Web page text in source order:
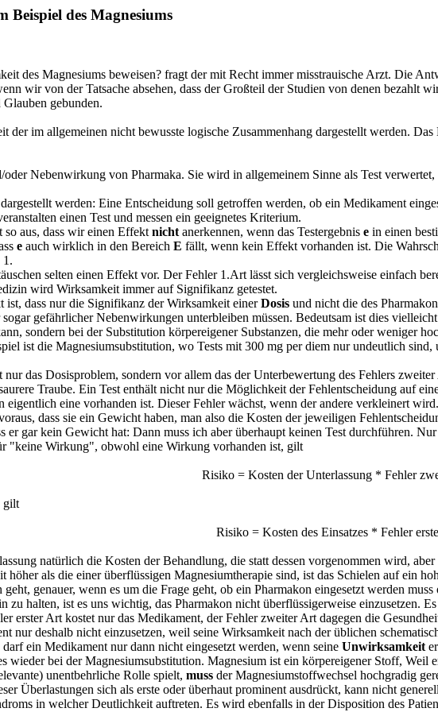
Beispiel des Magnesiums
des Magnesiums beweisen? fragt der mit Recht immer misstrauische Arzt. Die
wir von der Tatsache absehen, dass der Großteil der Studien von denen
gebunden.
der im allgemeinen nicht bewusste logische Zusammenhang dargestellt werden.
Nebenwirkung von Pharmaka. Sie wird in allgemeinem Sinne als Test
werden: Eine Entscheidung soll getroffen werden, ob ein Medikament
einen Test und messen ein geeignetes Kriterium.
aus, dass wir einen Effekt nicht anerkennen, wenn das Testergebnis e in einen
e auch wirklich in den Bereich E fällt, wenn kein Effekt vorhanden ist. Die
1.
selten einen Effekt vor. Der Fehler 1.Art lässt sich vergleichsweise einfach
wird Wirksamkeit immer auf Signifikanz getestet.
ist, dass nur die Signifikanz der Wirksamkeit einerDosis und nicht die des
gefährlicher Nebenwirkungen unterbleiben müssen. Bedeutsam ist dies
sondern bei der Substitution körpereigener Substanzen, die mehr oder weniger
ist die Magnesiumsubstitution, wo Tests mit 300 mg per diem nur undeutlich
das Dosisproblem, sondern vor allem das der Unterbewertung des Fehlers
Traube. Ein Test enthält nicht nur die Möglichkeit der Fehlentscheidung auf
eigentlich eine vorhanden ist. Dieser Fehler wächst, wenn der andere verkleinert
dass sie ein Gewicht haben, man also die Kosten der jeweiligen
er gar kein Gewicht hat: Dann muss ich aber überhaupt keinen Test durchführen.
"keine Wirkung", obwohl eine Wirkung vorhanden ist, gilt
Risiko = Kosten der Unterlassung * Fehler
gilt
Risiko = Kosten des Einsatzes * Fehler
natürlich die Kosten der Behandlung, die statt dessen vorgenommen wird,
höher als die einer überflüssigen Magnesiumtherapie sind, ist das Schielen auf ein
geht, genauer, wenn es um die Frage geht, ob ein Pharmakon eingesetzt werden
zu halten, ist es uns wichtig, das Pharmakon nicht überflüssigerweise einzusetzen.
erster Art kostet nur das Medikament, der Fehler zweiter Art dagegen die
nur deshalb nicht einzusetzen, weil seine Wirksamkeit nach der üblichen
ein Medikament nur dann nicht eingesetzt werden, wenn seine Unwirksamkeit
wieder bei der Magnesiumsubstitution. Magnesium ist ein körpereigener Stoff, Weil
unentbehrliche Rolle spielt, muss der Magnesiumstoffwechsel hochgradig
Überlastungen sich als erste oder überhaut prominent ausdrückt, kann nicht
in welcher Deutlichkeit auftreten. Es wird ebenfalls in der Disposition des